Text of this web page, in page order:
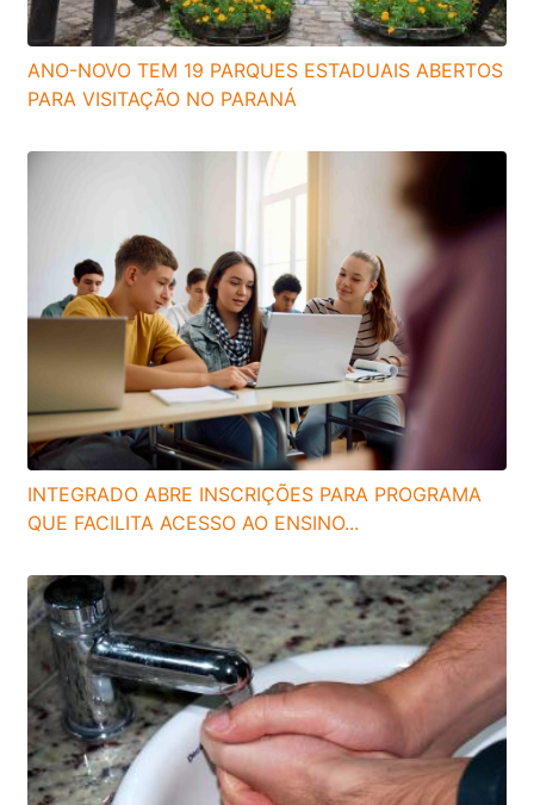
ANO-NOVO TEM 19 PARQUES ESTADUAIS ABERTOS
PARA VISITAÇÃO NO PARANÁ
INTEGRADO ABRE INSCRIÇÕES PARA PROGRAMA
QUE FACILITA ACESSO AO ENSINO...